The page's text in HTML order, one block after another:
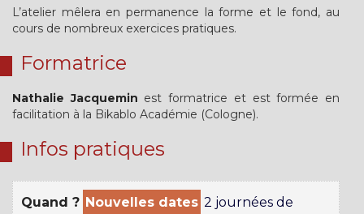
L’atelier mêlera en permanence la forme et le fond, au
cours de nombreux exercices pratiques.
Formatrice
Nathalie Jacquemin est formatrice et est formée en
facilitation à la Bikablo Académie (Cologne).
Infos pratiques
Quand ? Nouvelles dates 2 journées de